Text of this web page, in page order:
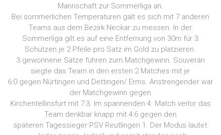
Mannschaft zur Sommerliga an.
Bei sommerlichen Temperaturen galt es sich mit 7 anderen
Teams aus dem Bezirk Neckar zu messen. In der
Sommerliga gilt es auf eine Entfernung von 30m für 3
Schützen je 2 Pfeile pro Satz im Gold zu platzieren.
3 gewonnene Sätze führen zum Matchgewinn. Souverän
siegte das Team in den ersten 2 Matches mit je
6:0 gegen Nürtingen und Dettingen/ Erms. Anstrengender war
der Matchgewinn gegen
Kirchentellinsfurt mit 7:3. Im spannenden 4. Match verlor das
Team denkbar knapp mit 4:6 gegen den
späteren Tagessieger PSV Reutlingen 1. Der Modus lautet